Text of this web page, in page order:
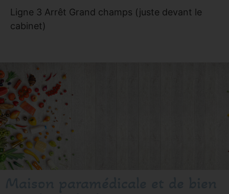
Ligne 3 Arrêt Grand champs (juste devant le
cabinet)